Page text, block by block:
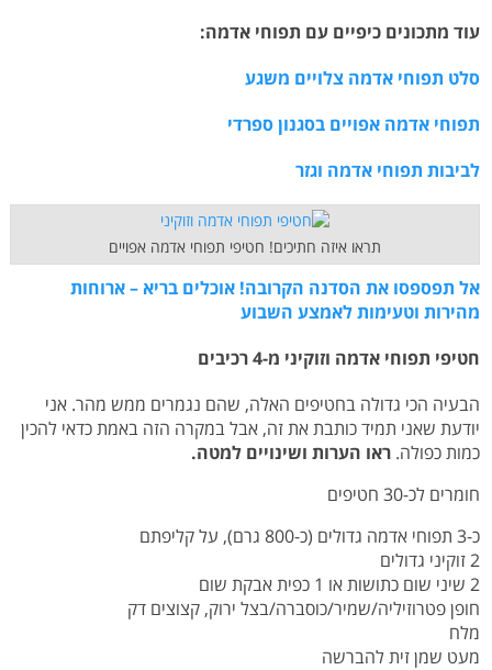
עוד מתכונים כיפיים עם תפוחי אדמה:
סלט תפוחי אדמה צלויים משגע
תפוחי אדמה אפויים בסגנון ספרדי
לביבות תפוחי אדמה וגזר
תראו איזה חתיכים! חטיפי תפוחי אדמה אפויים
אל תפספסו את הסדנה הקרובה! אוכלים בריא – ארוחות
מהירות וטעימות לאמצע השבוע
חטיפי תפוחי אדמה וזוקיני מ-4 רכיבים
הבעיה הכי גדולה בחטיפים האלה, שהם נגמרים ממש מהר. אני
יודעת שאני תמיד כותבת את זה, אבל במקרה הזה באמת כדאי להכין
כמות כפולה. ראו הערות ושינויים למטה.
חומרים לכ-30 חטיפים
כ-3 תפוחי אדמה גדולים (כ-800 גרם), על קליפתם
2 זוקיני גדולים
2 שיני שום כתושות או 1 כפית אבקת שום
חופן פטרוזיליה/שמיר/כוסברה/בצל ירוק, קצוצים דק
מלח
מעט שמן זית להברשה